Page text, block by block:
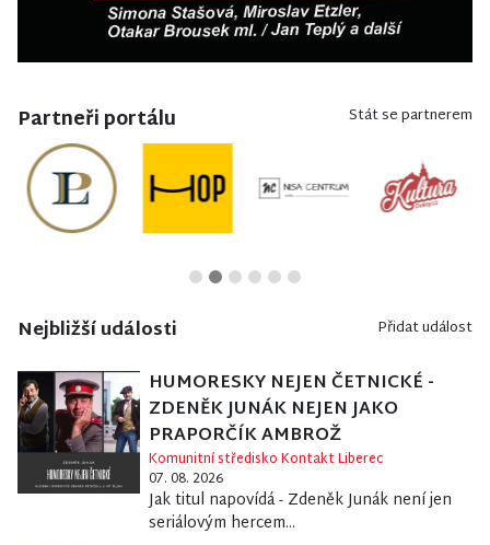
Partneři portálu Stát se partnerem
Nejbližší události Přidat událost
HUMORESKY NEJEN ČETNICKÉ -
ZDENĚK JUNÁK NEJEN JAKO
PRAPORČÍK AMBROŽ
Komunitní středisko Kontakt Liberec
07. 08. 2026
Jak titul napovídá - Zdeněk Junák není jen
seriálovým hercem...